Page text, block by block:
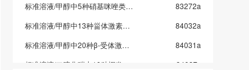
标准溶液/甲醇中5种硝基咪唑类药物混标/SN/T 5724-2025-4
83272a
标准溶液/甲醇中13种甾体激素混标溶液/SN/T 5724-2025-3/保质期6个月
84032a
标准溶液/甲醇中20种β-受体激动剂混标溶液/SN/T 5724-2025-2
84031a
84027x